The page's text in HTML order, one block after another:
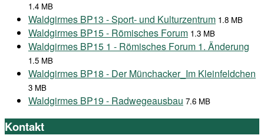
1.4 MB
Waldgirmes BP13 - Sport- und Kulturzentrum 1.8 MB
Waldgirmes BP15 - Römisches Forum 1.3 MB
Waldgirmes BP15 1 - Römisches Forum 1. Änderung
1.5 MB
Waldgirmes BP18 - Der Münchacker_Im Kleinfeldchen
3 MB
Waldgirmes BP19 - Radwegeausbau 7.6 MB
Kontakt